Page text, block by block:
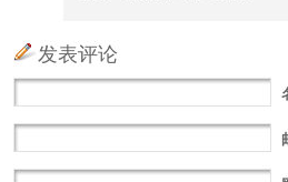
发表评论